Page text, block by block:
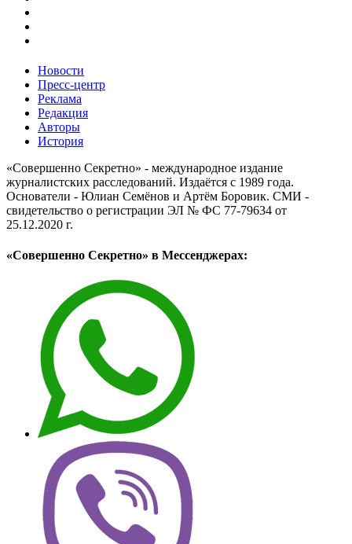
Новости
Пресс-центр
Реклама
Редакция
Авторы
История
«Совершенно Секретно» - международное издание
журналистских расследований. Издаётся с 1989 года.
Основатели - Юлиан Семёнов и Артём Боровик. CМИ -
свидетельство о регистрации ЭЛ № ФС 77-79634 от
25.12.2020 г.
«Совершенно Секретно» в Мессенджерах: